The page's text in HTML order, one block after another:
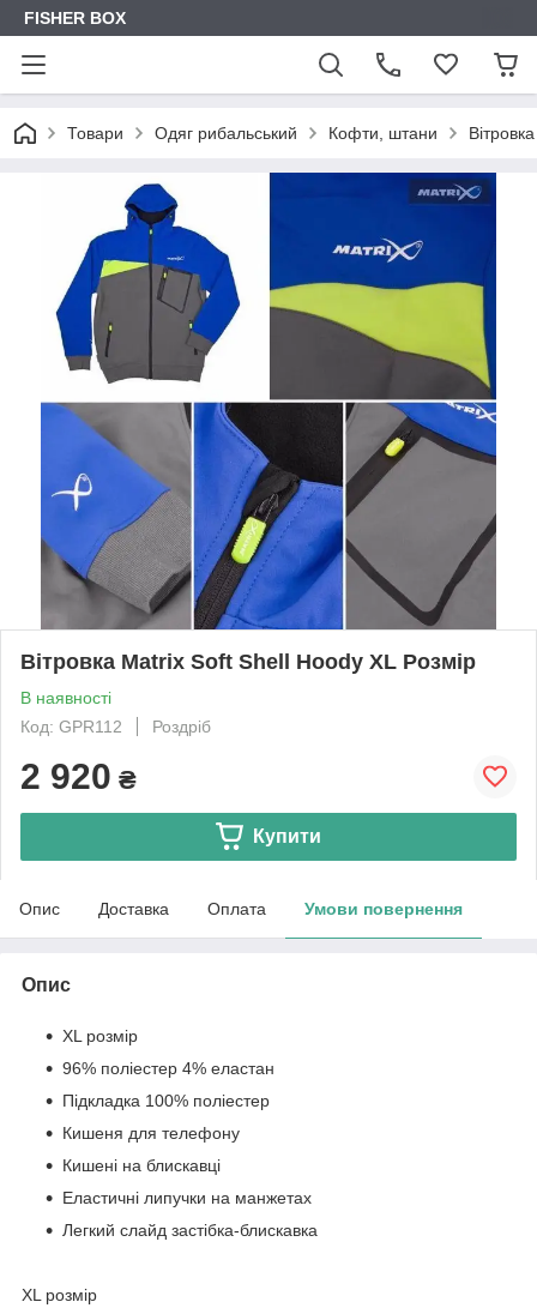
FISHER BOX
Товари Одяг рибальський Кофти, штани
Вітровка Matrix Soft Shell Hoody XL Розмір
В наявності
Код: GPR112
Роздріб
2 920 ₴
Купити
Опис Доставка Оплата Умови повернення
Опис
XL розмір
96% поліестер 4% еластан
Підкладка 100% поліестер
Кишеня для телефону
Кишені на блискавці
Еластичні липучки на манжетах
Легкий слайд застібка-блискавка
XL розмір